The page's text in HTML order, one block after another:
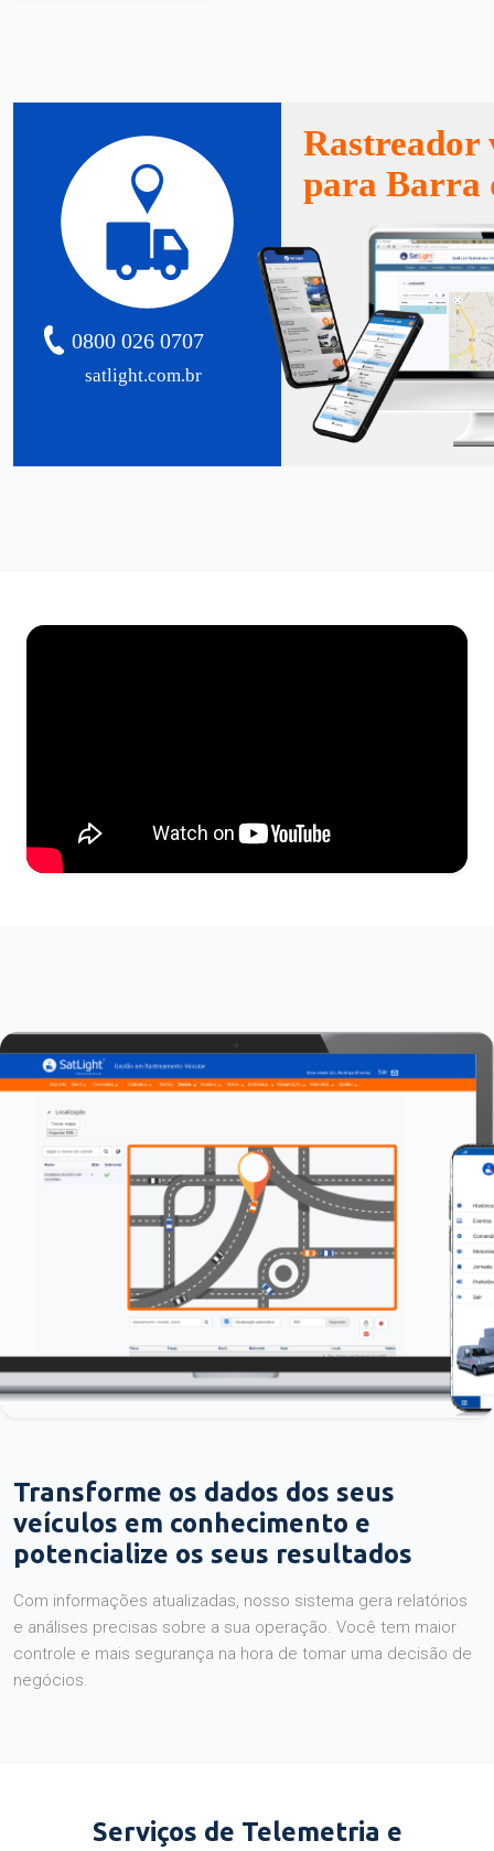
satlight.com.br
0800 026 0707
Rastreador
para Barra
Transforme os dados dos seus
veículos em conhecimento e
potencialize os seus resultados
Com informações atualizadas, nosso sistema gera relatórios
e análises precisas sobre a sua operação. Você tem maior
controle e mais segurança na hora de tomar uma decisão de
negócios.
Serviços de Telemetria e